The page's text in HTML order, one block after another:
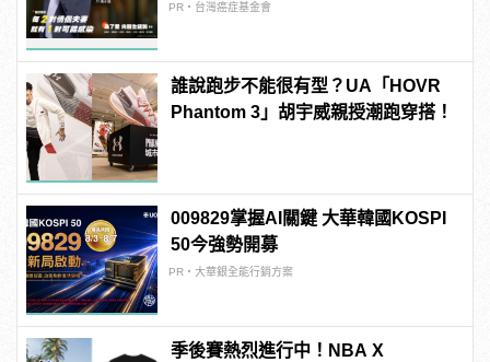
PR・台灣癌症基金會
誰說跑步不能很有型？UA「HOVR
Phantom 3」胡宇威親授潮跑穿搭！
009829掌握AI關鍵 大華韓國KOSPI
50今強勢開募
PR・大華銀全能行銷方案
季後賽熱烈進行中！NBA X